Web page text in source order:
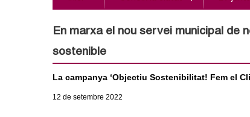
j
u
n
En marxa el nou servei municipal de
sostenible
La campanya ‘Objectiu Sostenibilitat! Fem el
12 de setembre 2022